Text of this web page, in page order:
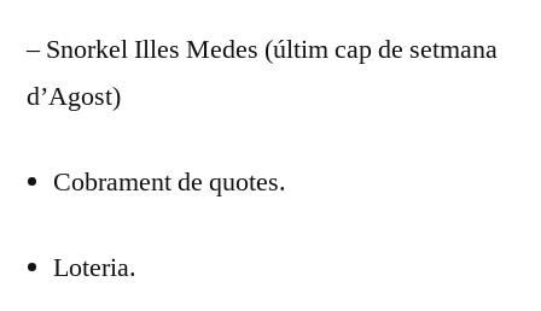
– Snorkel Illes Medes (últim cap de setmana
d’Agost)
Cobrament de quotes.
Loteria.